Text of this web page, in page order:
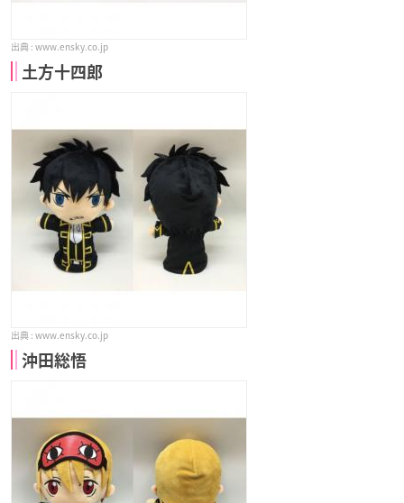
www.ensky.co.jp
土方十四郎
www.ensky.co.jp
沖田総悟